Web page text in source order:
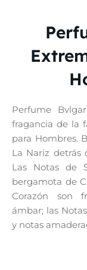
Perfume
fragancia de la
para Hombres.
La Nariz detrás
Las Notas de
bergamota de
Corazón son
ámbar; las
y notas